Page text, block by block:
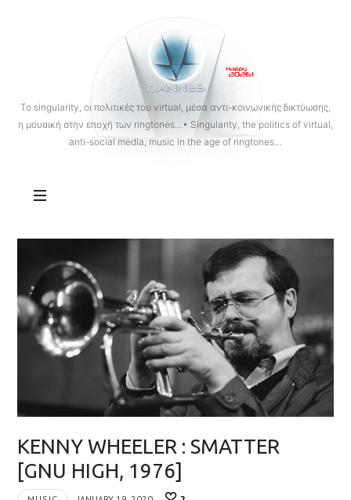
OANNES
To singularity, οι πολιτικές του virtual, μέσα αντι-κοινωνικής δικτύωσης,
η μουσική στην εποχή των ringtones…• Singularity, the politics of virtual,
anti-social media, music in the age of ringtones…
KENNY WHEELER : SMATTER
[GNU HIGH, 1976]